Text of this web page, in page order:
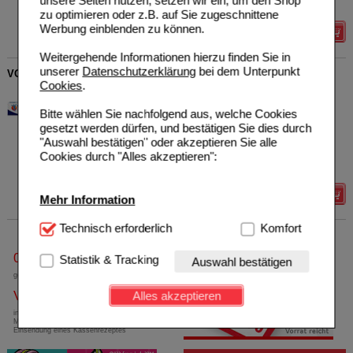
zu optimieren oder z.B. auf Sie zugeschnittene
Werbung einblenden zu können.
Weitergehende Informationen hierzu finden Sie in
unserer Datenschutzerklärungbei dem Unterpunkt
Cookies.
Bitte wählen Sie nachfolgend aus, welche Cookies
gesetzt werden dürfen, und bestätigen Sie dies durch
"Auswahl bestätigen" oder akzeptieren Sie alle
Cookies durch "Alles akzeptieren":
Mehr Information
Technisch Notwendig:Hierbei handelt es sich um
Website notwendig sind (z.B. Navigation, Warenkorb,
Kundenkonto), weshalb auf diese nicht verzichtet
werden kann.
Einkaufserlebnis noch ansprechender zu gestalten,
beispielsweise für die Wiedererkennung des
Technisch erforderlich Komfort
Statistik & Tracking Auswahl bestätigen
Alles akzeptieren
Grundpreis 137,50 €
VOLTAREN Schmerzgel forte 23,2 mg/g
Haleon Germany GmbH
150g Gel Unser Preis* 20,85 €
Sie sparen
Grundpreis
0800-10 11 422
gebührenfreie Rufnummer
Versandkostenfrei
innerhalb Deutschlands bei einem
Mindestbestellwert von 13,99 Euro oder bei
Einsendung eines Kassenrezeptes